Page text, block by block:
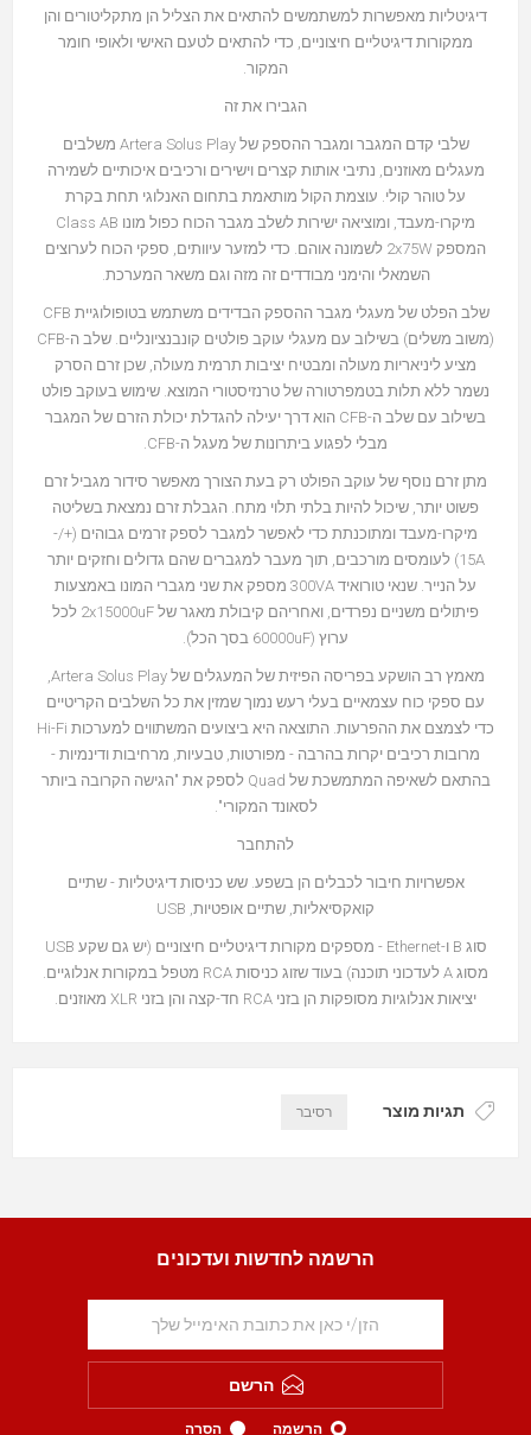
דיגיטליות מאפשרות למשתמשים להתאים את הצליל הן מתקליטורים והן
ממקורות דיגיטליים חיצוניים, כדי להתאים לטעם האישי ולאופי חומר
המקור.
הגבירו את זה
שלבי קדם המגבר ומגבר ההספק של Artera Solus Play משלבים
מעגלים מאוזנים, נתיבי אותות קצרים וישירים ורכיבים איכותיים לשמירה
על טוהר קולי. עוצמת הקול מותאמת בתחום האנלוגי תחת בקרת
מיקרו-מעבד, ומוציאה ישירות לשלב מגבר הכוח כפול מונו Class AB
המספק 2x75W לשמונה אוהם. כדי למזער עיוותים, ספקי הכוח לערוצים
השמאלי והימני מבודדים זה מזה וגם משאר המערכת.
שלב הפלט של מעגלי מגבר ההספק הבדידים משתמש בטופולוגיית CFB
(משוב משלים) בשילוב עם מעגלי עוקב פולטים קונבנציונליים. שלב ה-CFB
מציע ליניאריות מעולה ומבטיח יציבות תרמית מעולה, שכן זרם הסרק
נשמר ללא תלות בטמפרטורה של טרנזיסטורי המוצא. שימוש בעוקב פולט
בשילוב עם שלב ה-CFB הוא דרך יעילה להגדלת יכולת הזרם של המגבר
מבלי לפגוע ביתרונות של מעגל ה-CFB.
מתן זרם נוסף של עוקב הפולט רק בעת הצורך מאפשר סידור מגביל זרם
פשוט יותר, שיכול להיות בלתי תלוי מתח. הגבלת זרם נמצאת בשליטה
מיקרו-מעבד ומתוכנתת כדי לאפשר למגבר לספק זרמים גבוהים (+/-
15A) לעומסים מורכבים, תוך מעבר למגברים שהם גדולים וחזקים יותר
על הנייר. שנאי טורואיד 300VA מספק את שני מגברי המונו באמצעות
פיתולים משניים נפרדים, ואחריהם קיבולת מאגר של 2x15000uF לכל
ערוץ (60000uF בסך הכל).
עם ספקי כוח עצמאיים בעלי רעש נמוך שמזין את כל השלבים הקריטיים
כדי לצמצם את ההפרעות. התוצאה היא ביצועים המשתווים למערכות Hi-Fi
מרובות רכיבים יקרות בהרבה - מפורטות, טבעיות, מרחיבות ודינמיות -
בהתאם לשאיפה המתמשכת של Quad לספק את "הגישה הקרובה ביותר
לסאונד המקורי".
להתחבר
אפשרויות חיבור לכבלים הן בשפע. שש כניסות דיגיטליות - שתיים
קואקסיאליות, שתיים אופטיות, USB
סוג B ו-Ethernet - מספקים מקורות דיגיטליים חיצוניים (יש גם שקע USB
מסוג A לעדכוני תוכנה) בעוד שזוג כניסות RCA מטפל במקורות אנלוגיים.
יציאות אנלוגיות מסופקות הן בזני RCA חד-קצה והן בזני XLR מאוזנים.
תגיות מוצר רסיבר
הרשמה לחדשות ועדכונים
הרשם
הרשמה הסרה